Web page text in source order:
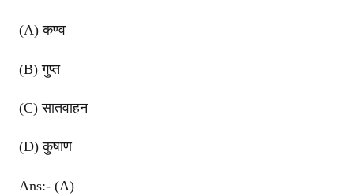
(A)कण्व
(B)गुप्त
(C)सातवाहन
(D)कुषाण
Ans:- (A)